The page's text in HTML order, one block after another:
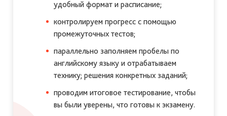
удобный формат и расписание;
контролируем прогресс с помощью
промежуточных тестов;
параллельно заполняем пробелы по
английскому языку и отрабатываем
технику; решения конкретных заданий;
проводим итоговое тестирование, чтобы
вы были уверены, что готовы к экзамену.